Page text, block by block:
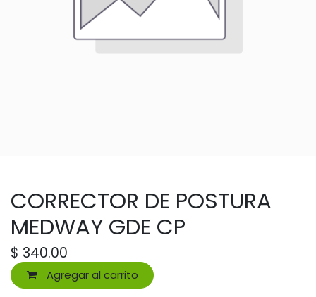
CORRECTOR DE POSTURA
MEDWAY GDE CP
$ 340.00
Agregar al carrito